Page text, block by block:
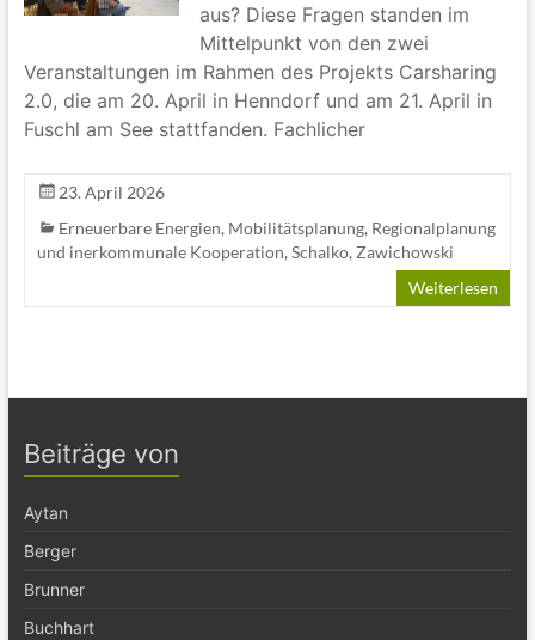
aus? Diese Fragen standen im
Mittelpunkt von den zwei
Veranstaltungen im Rahmen des Projekts Carsharing
2.0, die am 20. April in Henndorf und am 21. April in
Fuschl am See stattfanden. Fachlicher
23. April 2026
Erneuerbare Energien, Mobilitätsplanung, Regionalplanung
und inerkommunale Kooperation, Schalko, Zawichowski
Weiterlesen
Beiträge von
Aytan
Berger
Brunner
Buchhart